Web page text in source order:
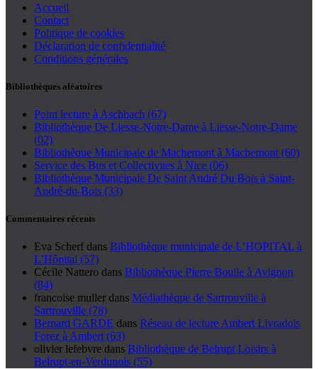
Accueil
Contact
Politique de cookies
Déclaration de confidentialité
Conditions générales
Bibliothèques aléatoires
Point lecture à Aschbach (67)
Bibliothèque De Liesse-Notre-Dame à Liesse-Notre-Dame
(02)
Bibliothèque Municipale de Machemont à Machemont (60)
Service des Bus et Collectivites à Nice (06)
Bibliothèque Municipale De Saint André Du Bois à Saint-
André-du-Bois (33)
Commentaires récents
Eva Scherf dans Bibliothèque municipale de L’HOPITAL à
L’Hôpital (57)
Cécile Nattero dans Bibliothèque Pierre Boulle à Avignon
(84)
francoise muller dans Médiathèque de Sartrouville à
Sartrouville (78)
Bernard GARDE dans Réseau de lecture Ambert Livradois
Forez à Ambert (63)
olivier lefebvre dans Bibliothèque de Belrupt Loisirs à
Belrupt-en-Verdunois (55)